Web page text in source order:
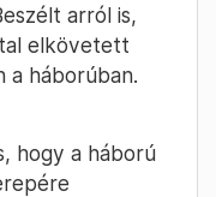
arról is,
elkövetett
a háborúban.
hogy a háború